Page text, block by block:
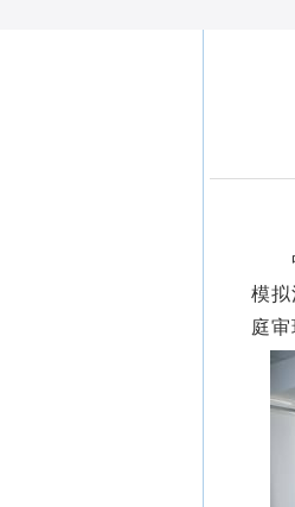
中
模
庭